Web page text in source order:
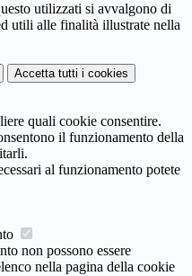
utilizzati si avvalgono di
utili alle finalità illustrate nella
Accetta tutti i cookies
quali cookie consentire.
il funzionamento della
al funzionamento potete
non possono essere
nella pagina della cookie